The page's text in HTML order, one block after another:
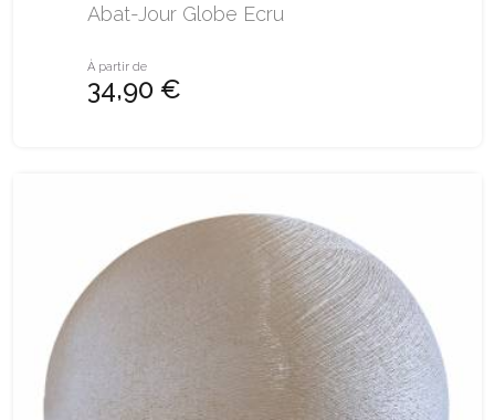
Abat-Jour Globe Ecru
À partir de
34,90 €